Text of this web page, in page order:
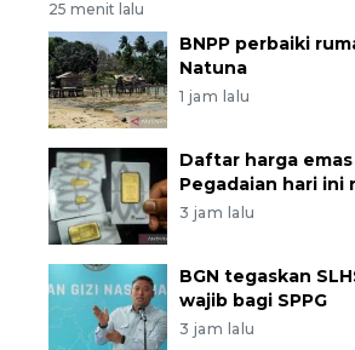
25 menit lalu
BNPP perbaiki
Natuna
1 jam lalu
Daftar harga
Pegadaian hari ini
3 jam lalu
BGN tegaskan
wajib bagi SPPG
3 jam lalu